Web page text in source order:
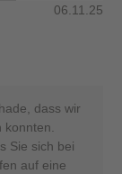
06.11.25
dass wir
konnten.
Sie sich bei
auf eine